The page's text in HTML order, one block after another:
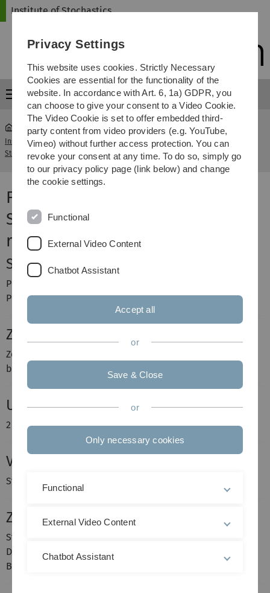
Skip
Skip
Skip
Skip
Institute of Stochastics
Menu
Institute of
Stochastics
...
Forschungsseminar Stochastische
Geometrie
Forschungsseminar
Stochastische Geometrie und
räumliche Statistik
Seminarleiter
Prof. Dr. Volker Schmidt
Prof. Dr. Evgeny Spodarev
Zeit und Ort
Zeit und Ort der Vorträge werden jeweils separat
bekanntgegeben (siehe unten).
Umfang
2 Semesterwochenstunden
Voraussetzungen
Stochastik-Vorlesungen
Zielgruppe
Studenten im Haupt- bzw. Masterstudium, insbesondere
Diplomanden und Masterstudenten im stochastischen
Bereich, Doktoranden
Privacy Settings
This website uses cookies. Strictly Necessary
Cookies are essential for the functionality of the
website. In accordance with Art. 6, 1a) GDPR, you
can choose to give your consent to a Video Cookie.
The Video Cookie is set to offer embedded third-
party content from video providers (e.g. YouTube,
Vimeo) without further access protection. You can
revoke your consent at any time. To do so, simply go
to our privacy policy page (link below) and change
the cookie settings.
Functional
External Video Content
Chatbot Assistant
Accept all
or
Save & Close
or
Only necessary cookies
Functional
External Video Content
Chatbot Assistant